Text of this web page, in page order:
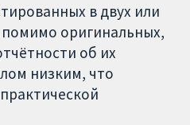
в двух или
оригинальных,
об их
низким, что